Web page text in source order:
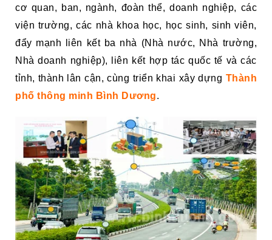
cơ quan, ban, ngành, đoàn thể, doanh nghiệp, các
viện trường, các nhà khoa học, học sinh, sinh viên,
đẩy mạnh liên kết ba nhà (Nhà nước, Nhà trường,
Nhà doanh nghiệp), liên kết hợp tác quốc tế và các
tỉnh, thành lân cận, cùng triển khai xây dựng Thành
phố thông minh Bình Dương.